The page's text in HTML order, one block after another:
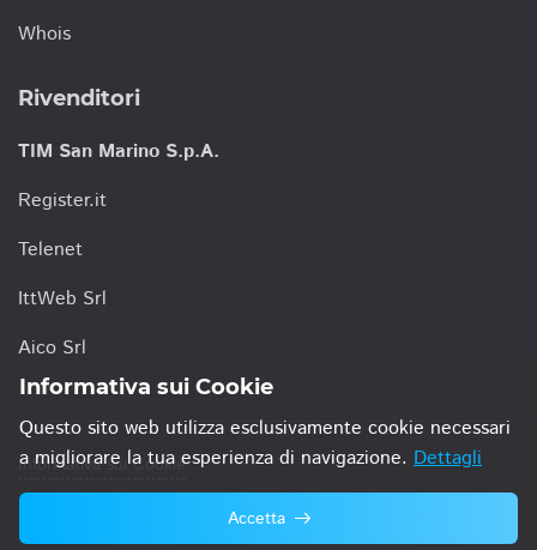
Whois
Rivenditori
TIM San Marino S.p.A.
Register.it
Telenet
IttWeb Srl
Aico Srl
Informativa sui Cookie
© 2021 TIM San Marino S.p.A.
Informativa sui Cookie
Questo sito web utilizza esclusivamente cookie necessari
a migliorare la tua esperienza di navigazione. Dettagli
Accetta